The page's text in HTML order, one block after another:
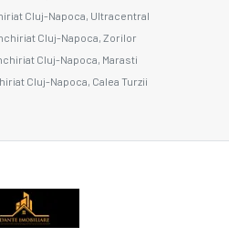
Cluj-Napoca, Ultracentral
Cluj-Napoca, Zorilor
Cluj-Napoca, Marasti
Cluj-Napoca, Calea Turzii